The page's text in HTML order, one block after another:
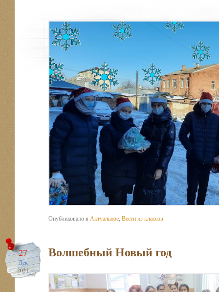
Опубликовано в Актуальное Вести из классов
27
Дек
2021
Волшебный Новый год